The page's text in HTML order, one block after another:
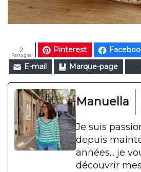
Pinterest
E-mail
Marque-page
Partages
2
Manuella
Je suis
depuis
années... je
découvrir